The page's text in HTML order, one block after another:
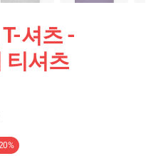
셔츠 -
티셔츠